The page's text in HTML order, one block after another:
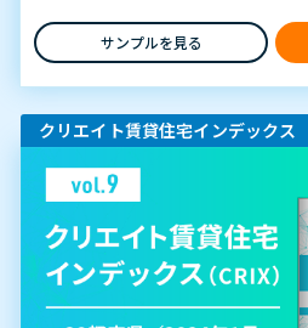
サンプルを見る
クリエイト賃貸住宅インデックス